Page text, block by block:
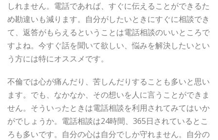
しれません。電話であれば、すぐに伝えることができるた
め勘違いも減ります。自分がしたいときにすぐに相談でき
て、返答がもらえるということは電話相談のいいところで
すよね。今すぐ話を聞いて欲しい、悩みを解決したいとい
う方には特にオススメです。
不倫では心が痛んだり、苦しんだりすることも多いと思い
ます。でも、なかなか、その想いを人に言うことができま
せん。そういったときは電話相談を利用されてみてはいか
がでしょうか。電話相談は24時間、365日されているとこ
ろも多いです。自分の心は自分でしか守れません。自分の